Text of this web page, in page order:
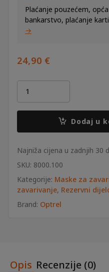
Plaćanje pouzećem,
bankarstvo, plaćanje
→
24,90 €
8000.100
Dodaj u
Najniža cijena u zadnjih 30
SKU: 8000.100
Kategorije: Maske za
zavarivanje, Rezervni
Brand: Optrel
Opis Recenzije (0)